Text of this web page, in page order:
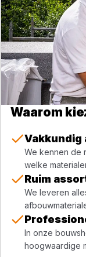
Waarom
Vakkundig
We kennen de
welke
Ruim
We leveren
In onze
hoogwaardige